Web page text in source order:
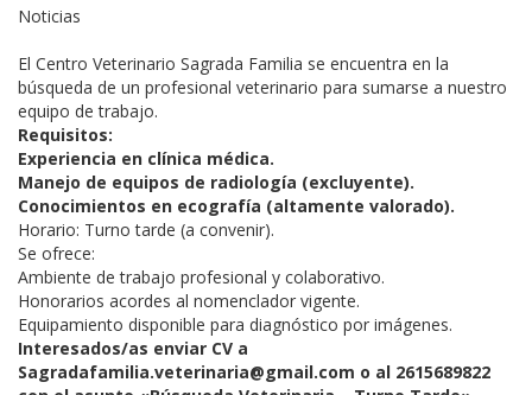
Noticias
El ​Centro Veterinario Sagrada Familia se encuentra en la
búsqueda de un profesional veterinario para sumarse a nuestro
equipo de trabajo.
​Requisitos:
​Experiencia en clínica médica.
​Manejo de equipos de radiología (excluyente).
​Conocimientos en ecografía (altamente valorado).
​Horario: Turno tarde (a convenir).
​Se ofrece:
​Ambiente de trabajo profesional y colaborativo.
​Honorarios acordes al nomenclador vigente.
​Equipamiento disponible para diagnóstico por imágenes.
Interesados/as enviar CV a
Sagradafamilia.veterinaria@gmail.com o al 2615689822